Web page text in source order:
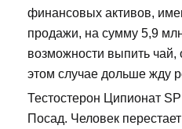
финансовых активов,
продажи, на сумму 5,9
возможности выпить чай,
этом случае дольше жду
Тестостерон Ципионат
Посад. Человек